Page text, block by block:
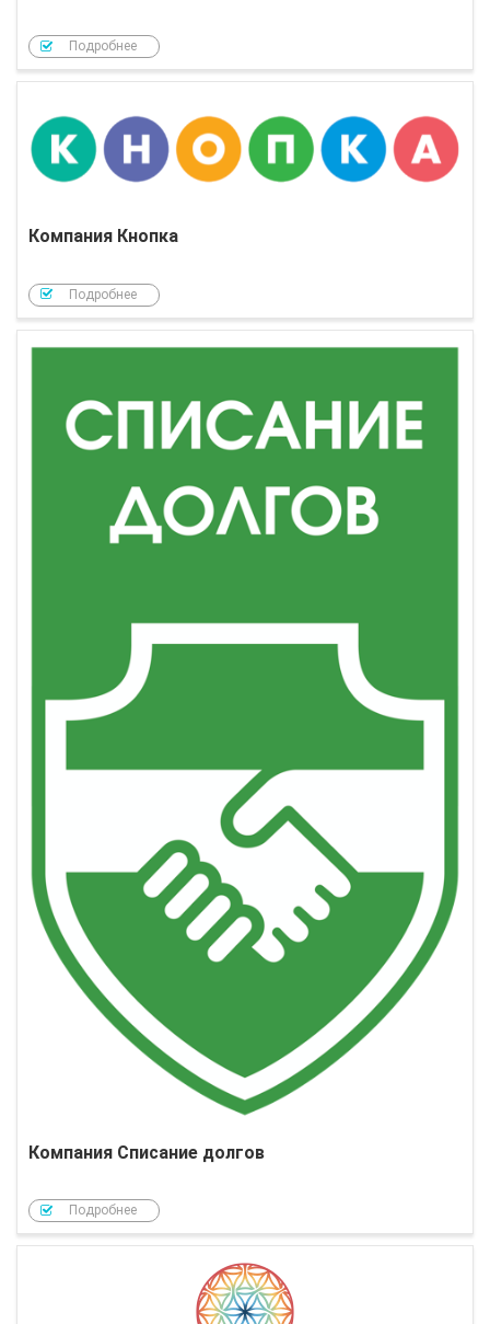
Подробнее
Компания Кнопка
Подробнее
Компания Списание долгов
Подробнее